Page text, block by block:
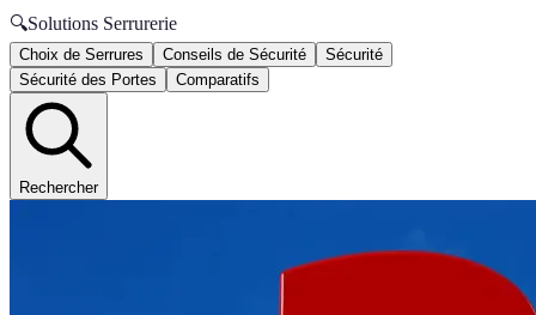
🔍Solutions Serrurerie
Choix de Serrures Conseils de Sécurité
Sécurité
Sécurité des Portes
Comparatifs
Rechercher